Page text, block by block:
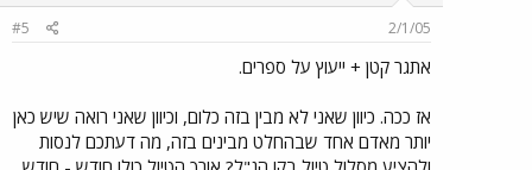
2/1/05
#5
אתגר קטן + ייעוץ על ספרים.
אז ככה. כיוון שאני לא מבין בזה כלום, וכיוון שאני רואה שיש כאן
יותר מאדם אחד שבהחלט מבינים בזה, מה דעתכם לנסות